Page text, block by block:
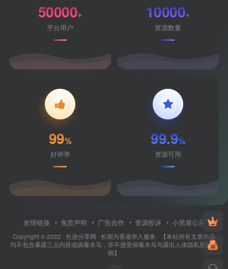
50000+
平台用户
10000+
资源数量
99%
好评率
99.9%
资源可用
友情链接 免责声明 广告合作 资源投诉 小黑屋公示
Copyright © 2022 · 长游分享网 · 长期为香港华人服务 · 【本站所有文章作品
均不包含暴露三点内容或病毒木马，亦不接受病毒木马与露出人体隐私部位投
稿】